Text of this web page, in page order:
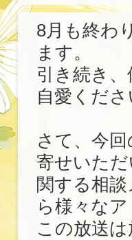
8月も終わ
ます。
引き続き
自愛くださ
さて、今
寄せいた
関する相
ら様々な
この放送は